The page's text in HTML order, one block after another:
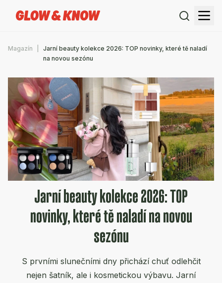
Magazín
Jarní beauty kolekce 2026: TOP novinky, které tě naladí
na novou sezónu
Jarní beauty kolekce 2026: TOP
novinky, které tě naladí na novou
sezónu
S prvními slunečními dny přichází chuť odlehčit
nejen šatník, ale i kosmetickou výbavu. Jarní